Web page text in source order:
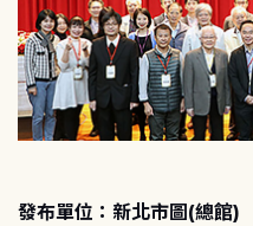
發布單位：新北市圖(總館)